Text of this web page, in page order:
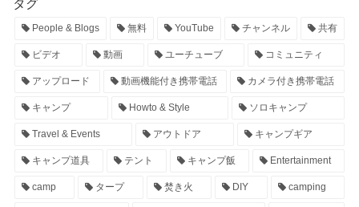
タグ
People & Blogs 無料 YouTube チャンネル 共有
ビデオ 動画 ユーチューブ コミュニティ
アップロード 動画機能付き携帯電話 カメラ付き携帯電話
キャンプ Howto & Style ソロキャンプ
Travel & Events アウトドア キャンプギア
キャンプ道具 テント キャンプ飯 Entertainment
camp タープ 焚き火 DIY camping